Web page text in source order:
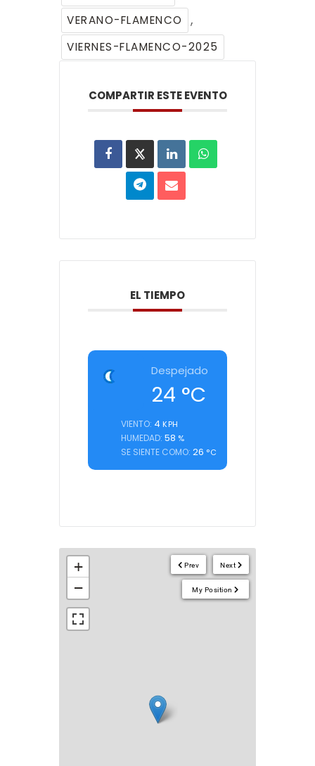
VERANO-FLAMENCO ,
VIERNES-FLAMENCO-2025
COMPARTIR ESTE EVENTO
EL TIEMPO
Despejado
24 °C
VIENTO: 4 KPH
HUMEDAD: 58 %
SE SIENTE COMO: 26 °C
Next
Prev
My Position
+
−